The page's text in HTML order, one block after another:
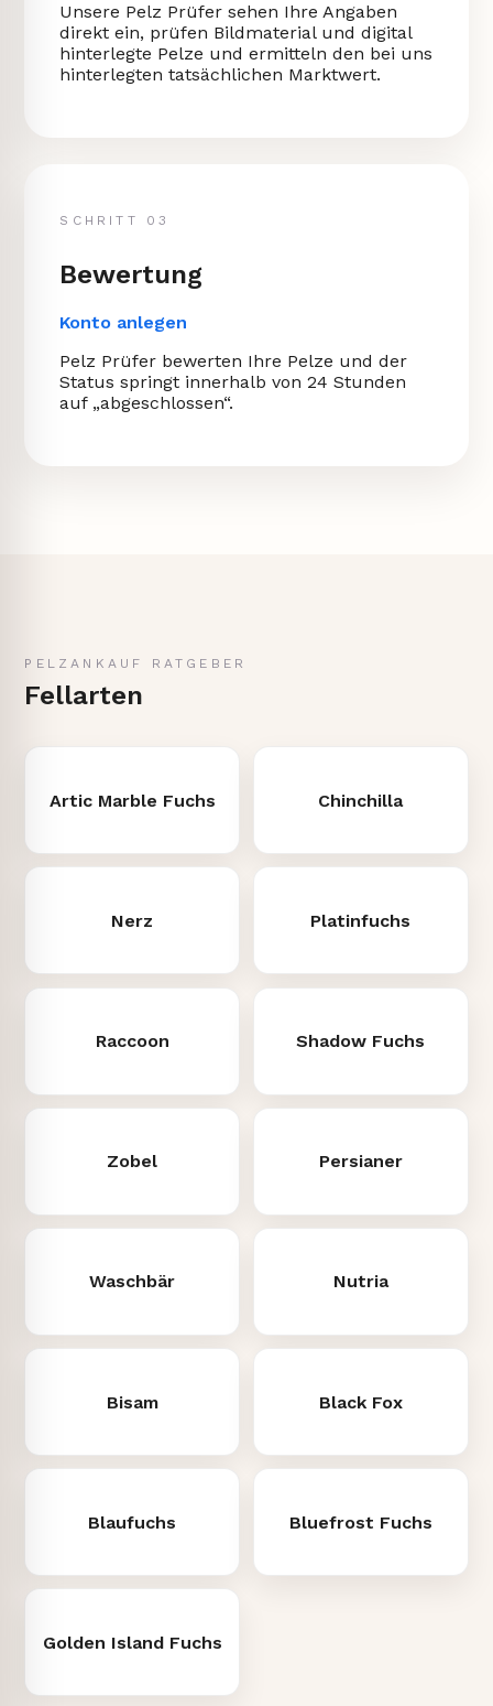
Unsere Pelz Prüfer sehen Ihre Angaben
direkt ein, prüfen Bildmaterial und digital
hinterlegte Pelze und ermitteln den bei uns
hinterlegten tatsächlichen Marktwert.
SCHRITT 03
Bewertung
Konto anlegen
Pelz Prüfer bewerten Ihre Pelze und der
Status springt innerhalb von 24 Stunden
auf „abgeschlossen“.
PELZANKAUF RATGEBER
Fellarten
Artic Marble Fuchs Chinchilla
Nerz Platinfuchs
Raccoon Shadow Fuchs
Zobel Persianer
Waschbär Nutria
Bisam Black Fox
Blaufuchs Bluefrost Fuchs
Golden Island Fuchs